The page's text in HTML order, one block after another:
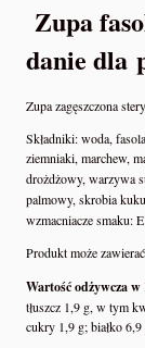
Zupa
danie dla
Zupa zagęszczona
Składniki: woda,
ziemniaki, marchew,
drożdżowy, warzywa
palmowy, skrobia
wzmacniacze smaku:
Produkt może zawierać
Wartość odżywcza
tłuszcz 1,9 g, w tym
cukry 1,9 g; białko